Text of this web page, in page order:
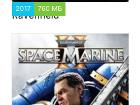
2017 760 МБ
Ravenfield